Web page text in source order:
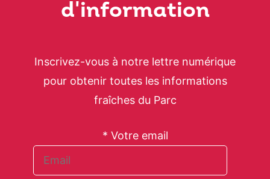
d'information
Inscrivez-vous à notre lettre numérique
pour obtenir toutes les informations
fraîches du Parc
* Votre email